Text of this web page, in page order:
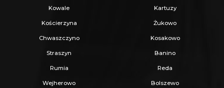
Kowale Kartuzy
Kościerzyna Żukowo
Chwaszczyno Kosakowo
Straszyn Banino
Rumia Reda
Wejherowo Bolszewo